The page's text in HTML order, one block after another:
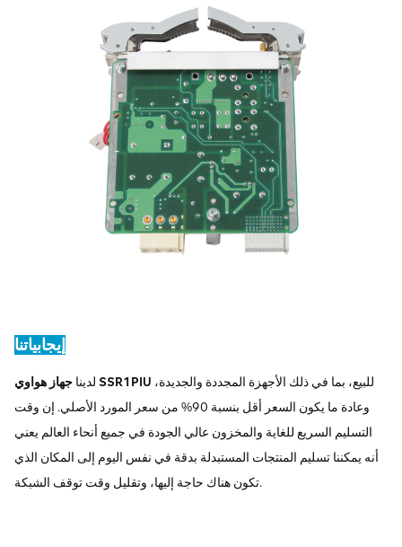
إيجابياتنا
لدينا جهاز هواوي SSR1PIU
وعادة ما يكون السعر أقل بنسبة 90% من سعر المورد الأصلي. إن وقت
التسليم السريع للغاية والمخزون عالي الجودة في جميع أنحاء العالم يعني
أنه يمكننا تسليم المنتجات المستبدلة بدقة في نفس اليوم إلى المكان الذي
تكون هناك حاجة إليها، وتقليل وقت توقف الشبكة.